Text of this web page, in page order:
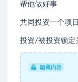
帮他做好事
共同投资一个项目
投资/被投资锁定
隐藏内容